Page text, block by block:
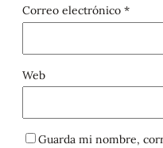
Correo electrónico *
Web
Guarda mi nombre,